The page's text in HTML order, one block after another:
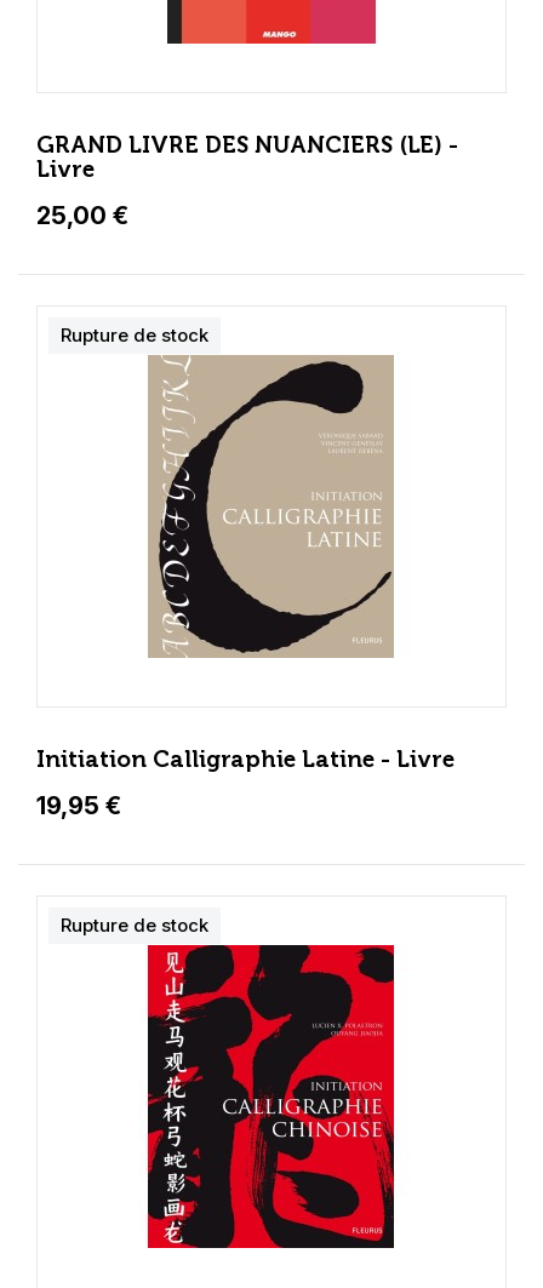
GRAND LIVRE DES NUANCIERS (LE) -
Livre
25,00 €
Initiation Calligraphie Latine - Livre
19,95 €
Rupture de stock
Rupture de stock